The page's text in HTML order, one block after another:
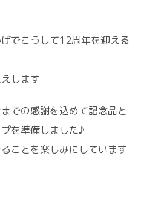
でこうして12周年を迎える
します
での感謝を込めて記念品と
を準備しました♪
ことを楽しみにしています